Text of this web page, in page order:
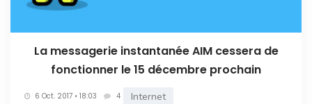
La messagerie instantanée AIM cessera de
fonctionner le 15 décembre prochain
6 Oct. 2017 • 18:03 4 Internet